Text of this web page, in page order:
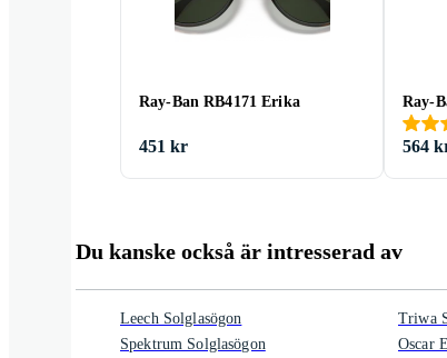
Ray-Ban RB4171 Erika
451 kr
Ray-
564
Du kanske också är intresserad av
Leech Solglasögon
Spektrum Solglasögon
Triwa
Oscar